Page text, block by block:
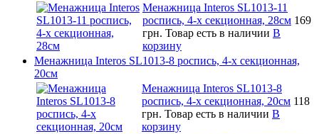
Менажница Interos SL1013-11
роспись, 4-х секционная, 28см 169
грн. Товар есть в наличии В
корзину
Менажница Interos SL1013-8 роспись, 4-х секционная,
20см
Менажница Interos SL1013-8
роспись, 4-х секционная, 20см 118
грн. Товар есть в наличии В
корзину